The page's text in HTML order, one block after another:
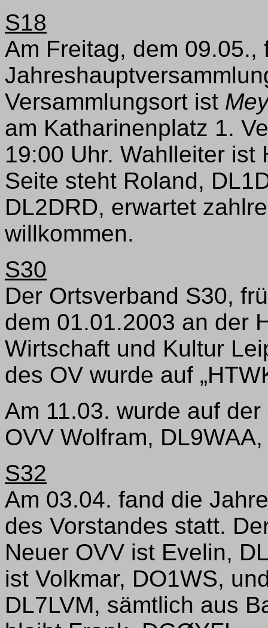
S18
Am Freitag, dem
Versammlungsort ist
am Katharinenplatz 1.
19:00 Uhr. Wahlleiter ist
Seite steht Roland,
DL2DRD, erwartet
willkommen.
S30
Der Ortsverband S30,
dem 01.01.2003 an der
Wirtschaft und Kultur
des OV wurde auf
Am 11.03. wurde auf
OVV Wolfram,
S32
Am 03.04. fand die
des Vorstandes statt.
Neuer OVV ist Evelin,
ist Volkmar, DO1WS,
DL7LVM, sämtlich aus